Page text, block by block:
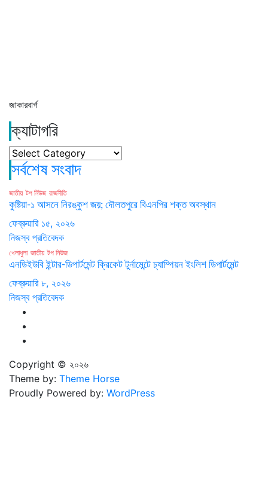
জাকারবার্গ
ক্যাটাগরি
ক্যাটাগরি
সর্বশেষ সংবাদ
জাতীয় টপ নিউজ রাজনীতি
কুষ্টিয়া-১ আসনে নিরঙ্কুশ জয়; দৌলতপুরে বিএনপির শক্ত অবস্থান
ফেব্রুয়ারি ১৫, ২০২৬
নিজস্ব প্রতিবেদক
খেলাধুলা জাতীয় টপ নিউজ
এনডিইউবি ইন্টার-ডিপার্টমেন্ট ক্রিকেট টুর্নামেন্টে চ্যাম্পিয়ন ইংলিশ ডিপার্টমেন্ট
ফেব্রুয়ারি ৮, ২০২৬
নিজস্ব প্রতিবেদক
Copyright © ২০২৬
Theme by: Theme Horse
Proudly Powered by: WordPress